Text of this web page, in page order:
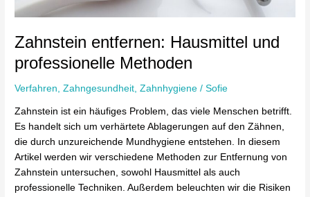
Zahnstein entfernen: Hausmittel und
professionelle Methoden
Verfahren ,Zahngesundheit ,Zahnhygiene /Sofie
Zahnstein ist ein häufiges Problem, das viele Menschen betrifft.
Es handelt sich um verhärtete Ablagerungen auf den Zähnen,
die durch unzureichende Mundhygiene entstehen. In diesem
Artikel werden wir verschiedene Methoden zur Entfernung von
Zahnstein untersuchen, sowohl Hausmittel als auch
professionelle Techniken. Außerdem beleuchten wir die Risiken